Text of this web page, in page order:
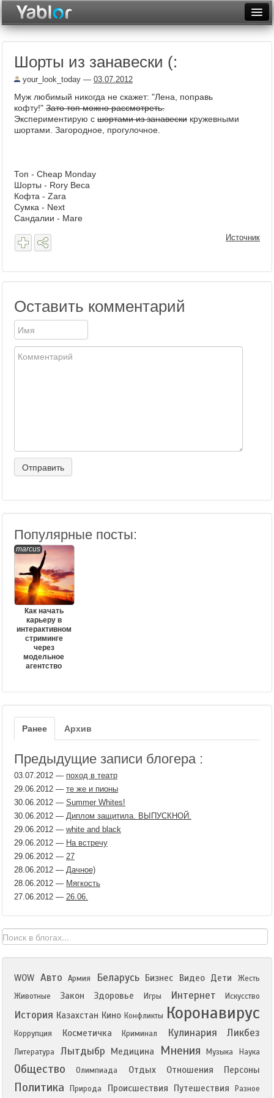
Неделя
Месяц
Рейтинги
Архив
Шорты из занавески (:
your_look_today — 03.07.2012
Муж любимый никогда не скажет: "Лена, поправь
кофту!" Зато топ можно рассмотреть.
Экспериментирую с шортами из занавески кружевными
шортами. Загородное, прогулочное.
Топ - Cheap Monday
Шорты - Rory Beca
Кофта - Zara
Сумка - Next
Сандалии - Mare
Источник
Оставить комментарий
Популярные посты:
marcus
Как начать
карьеру в
интерактивном
стриминге
через
модельное
агентство
Ранее Архив
Предыдущие записи блогера :
03.07.2012 — поход в театр
29.06.2012 — те же и пионы
30.06.2012 — Summer Whites!
30.06.2012 — Диплом защитила. ВЫПУСКНОЙ.
29.06.2012 — white and black
29.06.2012 — На встречу
29.06.2012 — 27
28.06.2012 — Дачное)
28.06.2012 — Мягкость
27.06.2012 — 26.06.
WOW Авто Армия Беларусь Бизнес Видео Дети
Жесть
Животные
Закон Здоровье Игры Интернет Искусство
История Казахстан Кино Конфликты Коронавирус
Коррупция Косметичка Криминал Кулинария Ликбез
Литература Лытдыбр Медицина Мнения Музыка Наука
Общество Олимпиада Отдых Отношения Персоны
Политика Природа Происшествия Путешествия Разное